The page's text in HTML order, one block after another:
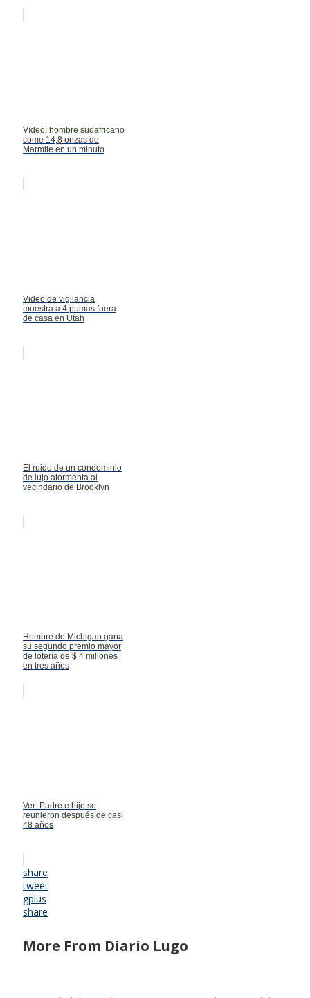
Vídeo: hombre sudafricano
come 14,8 onzas de
Marmite en un minuto
Video de vigilancia
muestra a 4 pumas fuera
de casa en Utah
El ruido de un condominio
de lujo atormenta al
vecindario de Brooklyn
Hombre de Michigan gana
su segundo premio mayor
de lotería de $ 4 millones
en tres años
Ver: Padre e hijo se
reunieron después de casi
48 años
share
tweet
gplus
share
More From Diario Lugo